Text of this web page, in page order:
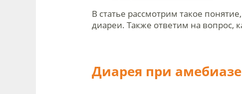
В статье рассмотрим такое
диареи. Также ответим на вопрос,
Диарея при амебиазе